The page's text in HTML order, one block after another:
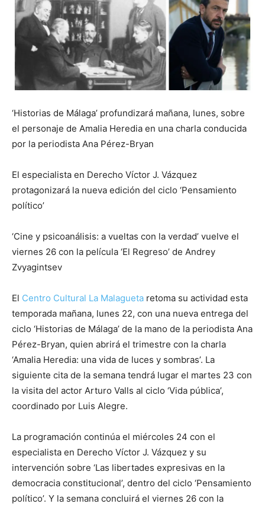
‘Historias de Málaga’ profundizará mañana, lunes, sobre
el personaje de Amalia Heredia en una charla conducida
por la periodista Ana Pérez-Bryan
El especialista en Derecho Víctor J. Vázquez
protagonizará la nueva edición del ciclo ‘Pensamiento
político’
‘Cine y psicoanálisis: a vueltas con la verdad’ vuelve el
viernes 26 con la película ‘El Regreso’ de Andrey
Zvyagintsev
El Centro Cultural La Malagueta retoma su actividad esta
temporada mañana, lunes 22, con una nueva entrega del
ciclo ‘Historias de Málaga’ de la mano de la periodista Ana
Pérez-Bryan, quien abrirá el trimestre con la charla
‘Amalia Heredia: una vida de luces y sombras’. La
siguiente cita de la semana tendrá lugar el martes 23 con
la visita del actor Arturo Valls al ciclo ‘Vida pública’,
coordinado por Luis Alegre.
La programación continúa el miércoles 24 con el
especialista en Derecho Víctor J. Vázquez y su
intervención sobre ‘Las libertades expresivas en la
democracia constitucional’, dentro del ciclo ‘Pensamiento
político’. Y la semana concluirá el viernes 26 con la